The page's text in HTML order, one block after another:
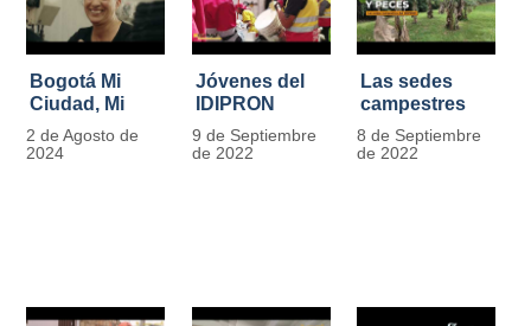
Bogotá Mi
Ciudad, Mi
Casa
2 de Agosto de
2024
Jóvenes del
IDIPRON
restauraron
más de 13.000
9 de Septiembre
de 2022
Las sedes
campestres
de IDIPRON
se convierten
8 de Septiembre
de 2022